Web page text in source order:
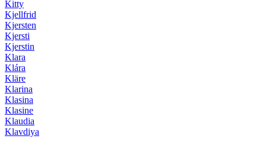
Kitty
Kjellfrid
Kjersten
Kjersti
Kjerstin
Klara
Klára
Kläre
Klarina
Klasina
Klasine
Klaudia
Klavdiya